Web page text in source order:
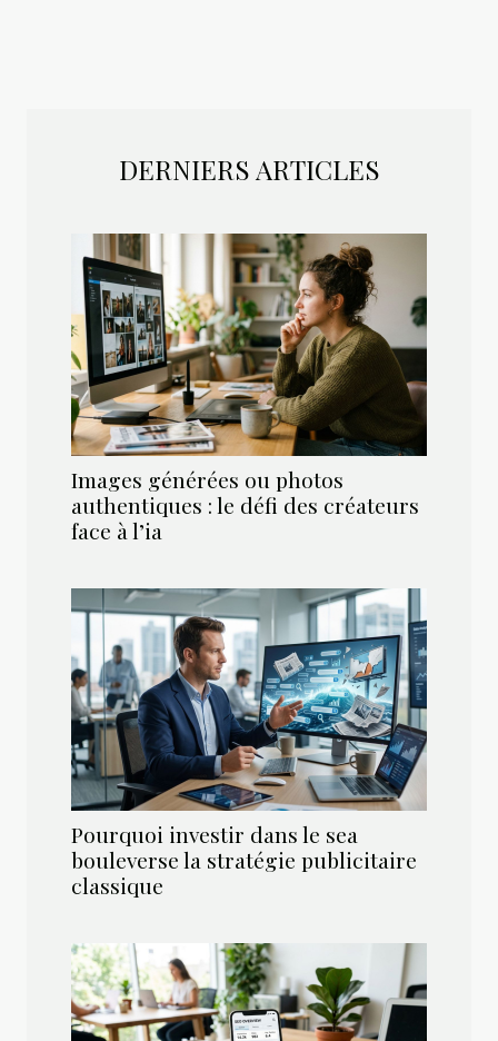
DERNIERS ARTICLES
Images générées ou photos
authentiques : le défi des créateurs
face à l’ia
Pourquoi investir dans le sea
bouleverse la stratégie publicitaire
classique